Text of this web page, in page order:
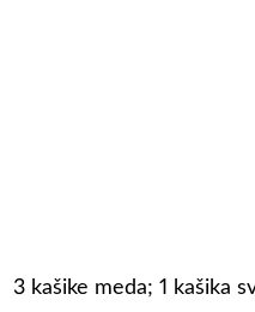
3 kašike meda; 1 kašika